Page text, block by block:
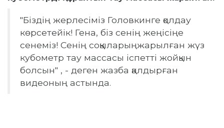
"Біздің жерлесіміз Головкинге қолдау
көрсетейік! Гена, біз сенің жеңісіңе
сенеміз! Сенің соққыларыңжарылған жүз
кубометр тау массасы іспетті жойқын
болсын" , - деген жазба қалдырған
видеоның астында.